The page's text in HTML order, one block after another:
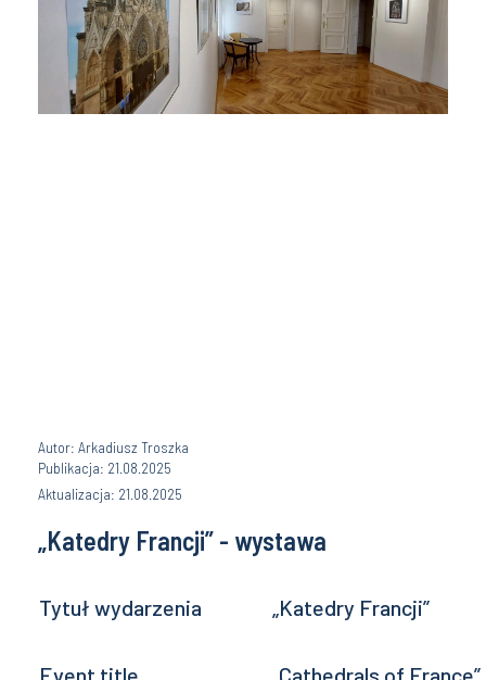
Autor: Arkadiusz Troszka
Publikacja: 21.08.2025
Aktualizacja: 21.08.2025
„Katedry Francji” - wystawa
Tytuł wydarzenia „Katedry Francji”
Event title „Cathedrals of France”